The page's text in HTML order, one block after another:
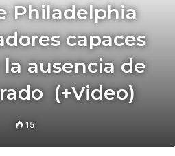
Philadelphia
capaces
ausencia de
(+Video)
15